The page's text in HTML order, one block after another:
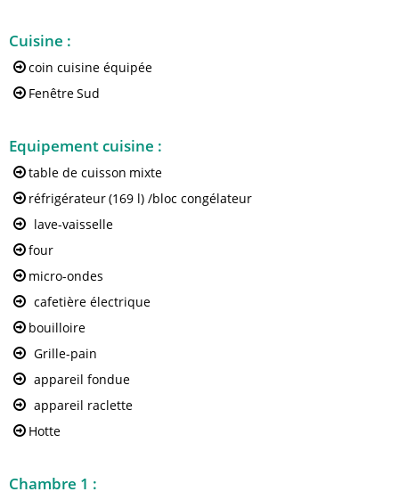
Cuisine :
coin cuisine équipée
FenêtreSud
Equipement cuisine :
table de cuisson mixte
réfrigérateur(169 l) /bloc congélateur
lave-vaisselle
four
micro-ondes
cafetière électrique
bouilloire
Grille-pain
appareil fondue
appareil raclette
Hotte
Chambre 1 :